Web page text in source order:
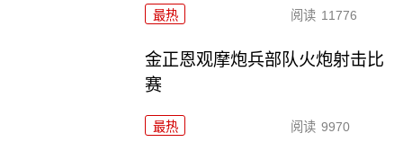
最热 阅读 11776
金正恩观摩炮兵部队火炮射击比
赛
最热 阅读 9970